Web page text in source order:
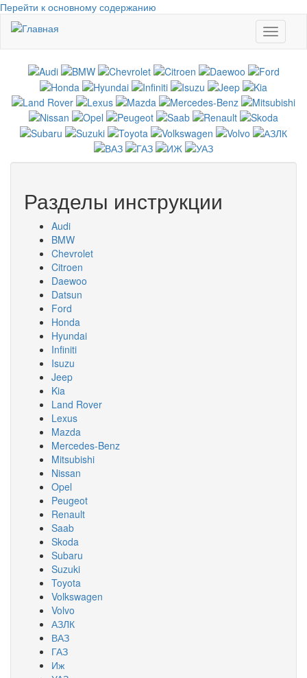
Перейти к основному содержанию
Toggle
Разделы инструкции
Audi
BMW
Chevrolet
Citroen
Daewoo
Datsun
Ford
Honda
Hyundai
Infiniti
Isuzu
Jeep
Kia
Land Rover
Lexus
Mazda
Mercedes-Benz
Mitsubishi
Nissan
Opel
Peugeot
Renault
Saab
Skoda
Subaru
Suzuki
Toyota
Volkswagen
Volvo
АЗЛК
ВАЗ
ГАЗ
Иж